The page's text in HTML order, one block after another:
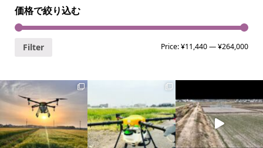
価格で絞り込む
Filter Price:¥11,440—¥264,000